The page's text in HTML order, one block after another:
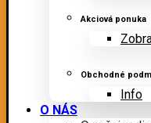
Akciová ponuka
Obchodné
Info
O NÁS